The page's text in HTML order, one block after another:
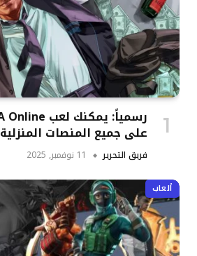
على جميع المنصات المنزلية
فريق التحرير 11 نوفمبر, 2025
ألعاب